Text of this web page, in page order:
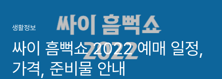
생활정보
싸이 흠뻑쇼 2022 예매 일정,
가격, 준비물 안내